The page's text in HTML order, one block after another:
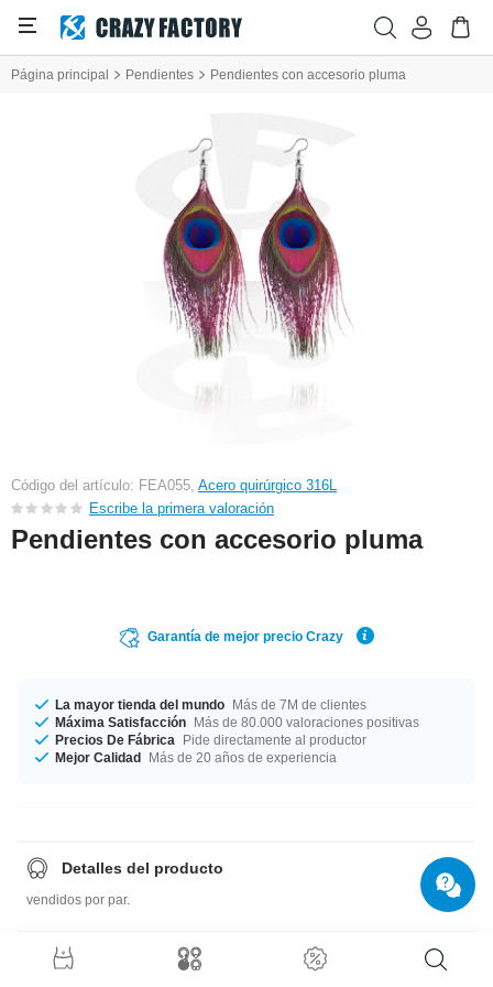
Página principal Pendientes Pendientes con accesorio pluma
Código del artículo: FEA055, Acero quirúrgico 316L
Escribe la primera valoración
Pendientes con accesorio pluma
Garantía de mejor precio Crazy
La mayor tienda del mundo Más de 7M de clientes
Máxima Satisfacción Más de 80.000 valoraciones positivas
Precios De Fábrica
Pide directamente al productor
Mejor Calidad Más de 20 años de experiencia
Detalles del producto
vendidos por par.
Guía de tallas